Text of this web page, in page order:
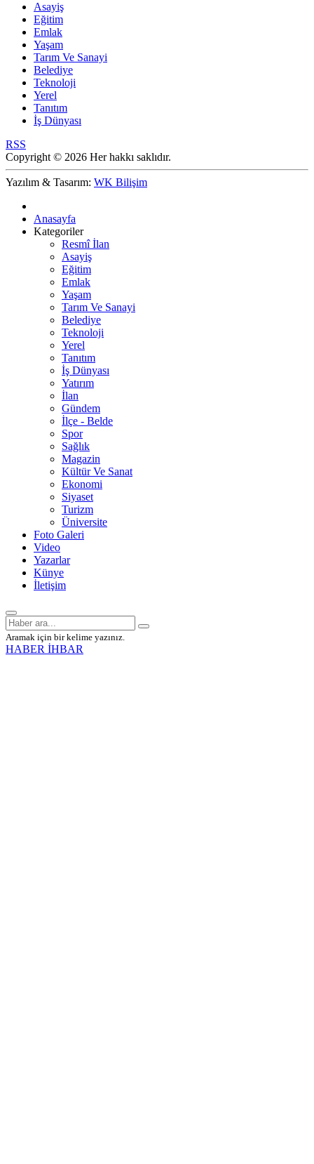
Asayiş
Eğitim
Emlak
Yaşam
Tarım Ve Sanayi
Belediye
Teknoloji
Yerel
Tanıtım
İş Dünyası
RSS
Copyright © 2026 Her hakkı saklıdır.
Yazılım & Tasarım: WK Bilişim
Anasayfa
Kategoriler
Resmî İlan
Asayiş
Eğitim
Emlak
Yaşam
Tarım Ve Sanayi
Belediye
Teknoloji
Yerel
Tanıtım
İş Dünyası
Yatırım
İlan
Gündem
İlçe - Belde
Spor
Sağlık
Magazin
Kültür Ve Sanat
Ekonomi
Siyaset
Turizm
Üniversite
Foto Galeri
Video
Yazarlar
Künye
İletişim
Aramak için bir kelime yazınız.
HABER İHBAR